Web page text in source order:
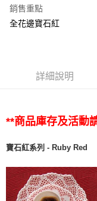
銷售重點
全花邊寶石紅
詳細說明
**商品庫存及活動
寶石紅系列 - Ruby Red